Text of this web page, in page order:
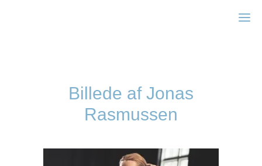
Billede af Jonas
Rasmussen